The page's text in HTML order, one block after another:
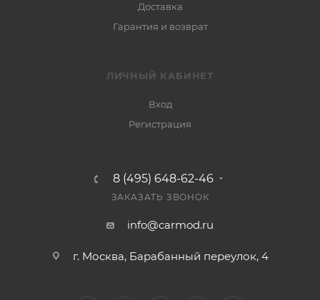
Доставка
Гарантия и возврат
ЛИЧНЫЙ КАБИНЕТ
Вход
Регистрация
8 (495) 648-62-46
ЗАКАЗАТЬ ЗВОНОК
info@carmod.ru
г. Москва, Барабанный переулок, 4